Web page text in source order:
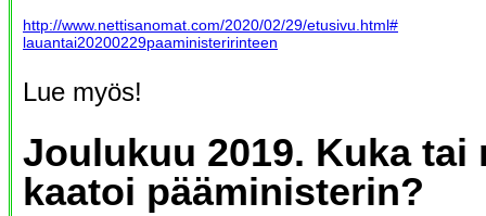
http://www.nettisanomat.com/2020/02/29/etusivu.html#
lauantai20200229paaministeririnteen
Lue myös!
Joulukuu 2019. Kuka tai
kaatoi pääministerin?